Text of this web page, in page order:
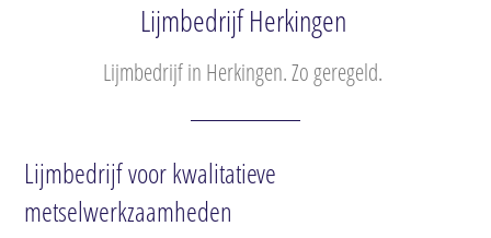
Lijmbedrijf Herkingen
Lijmbedrijf in Herkingen. Zo geregeld.
Lijmbedrijf voor kwalitatieve
metselwerkzaamheden